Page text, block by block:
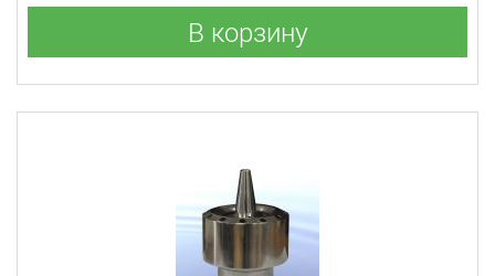
В корзину